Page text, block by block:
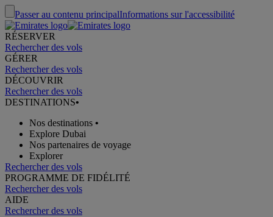
Passer au contenu principalInformations sur l'accessibilité
RÉSERVER
Rechercher des vols
GÉRER
Rechercher des vols
DÉCOUVRIR
Rechercher des vols
DESTINATIONS•
Nos destinations •
Explore Dubai
Nos partenaires de voyage
Explorer
Rechercher des vols
PROGRAMME DE FIDÉLITÉ
Rechercher des vols
AIDE
Rechercher des vols